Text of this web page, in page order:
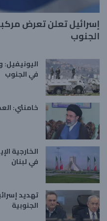
إسرائيل تعلن تعرض
الجنوب
في الجنوب
خامنئي:
الخارجية
في لبنان
تهديد
الجنوبية